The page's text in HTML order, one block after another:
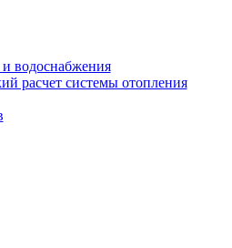
водоснабжения
расчет системы отопления